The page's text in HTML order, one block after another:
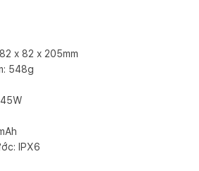
x 82 x 205mm
548g
IPX6